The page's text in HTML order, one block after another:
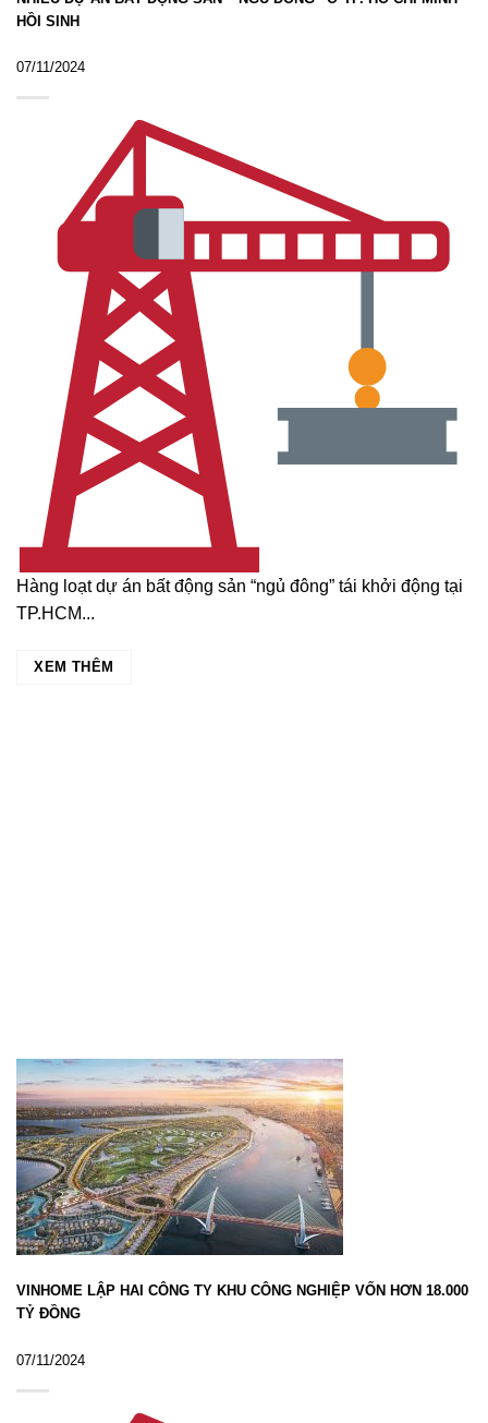
HỒI SINH
07/11/2024
Hàng loạt dự án bất động sản “ngủ đông” tái khởi động tại
TP.HCM...
XEM THÊM
VINHOME LẬP HAI CÔNG TY KHU CÔNG NGHIỆP VỐN HƠN 18.000
TỶ ĐỒNG
07/11/2024